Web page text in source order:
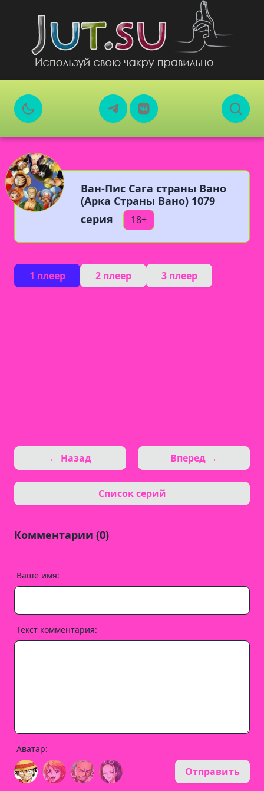
Ван-Пис Сага страны Вано
(Арка Страны Вано) 1079
серия
18+
1 плеер 2 плеер 3 плеер
← Назад
Список серий
Вперед →
Комментарии (0)
Ваше имя:
Текст комментария:
Аватар:
Отправить